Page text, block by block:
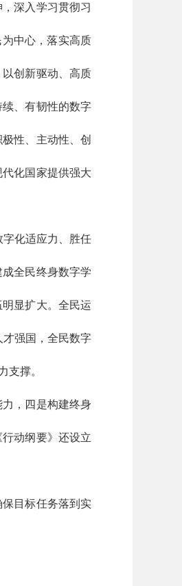
深入学习贯彻习
中心，落实高质
创新驱动、高质
、有韧性的数字
性、主动性、创
化国家提供强大
化适应力、胜任
全民终身数字学
显扩大。全民运
强国，全民数字
支撑。
，四是构建终身
动纲要》还设立
目标任务落到实